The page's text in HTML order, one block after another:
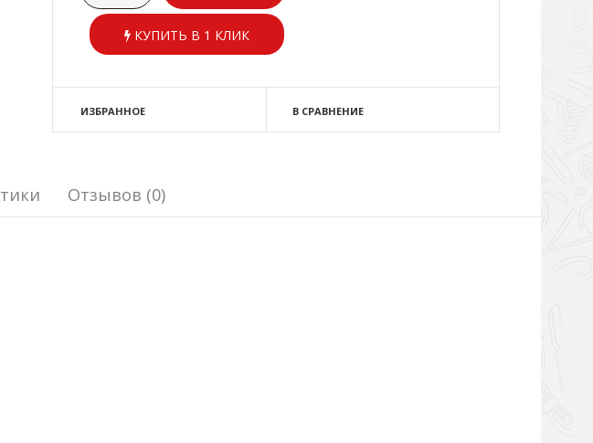
КУПИТЬ В 1 КЛИК
ИЗБРАННОЕ В СРАВНЕНИЕ
Отзывов (0)